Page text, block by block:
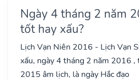
Ngày 4 tháng 2 năm
tốt hay xấu?
Lịch Vạn Niên 2016 - Lịch Vạn
xấu, ngày 4 tháng 2 năm 2016
2015 âm lịch, là ngày Hắc đạo